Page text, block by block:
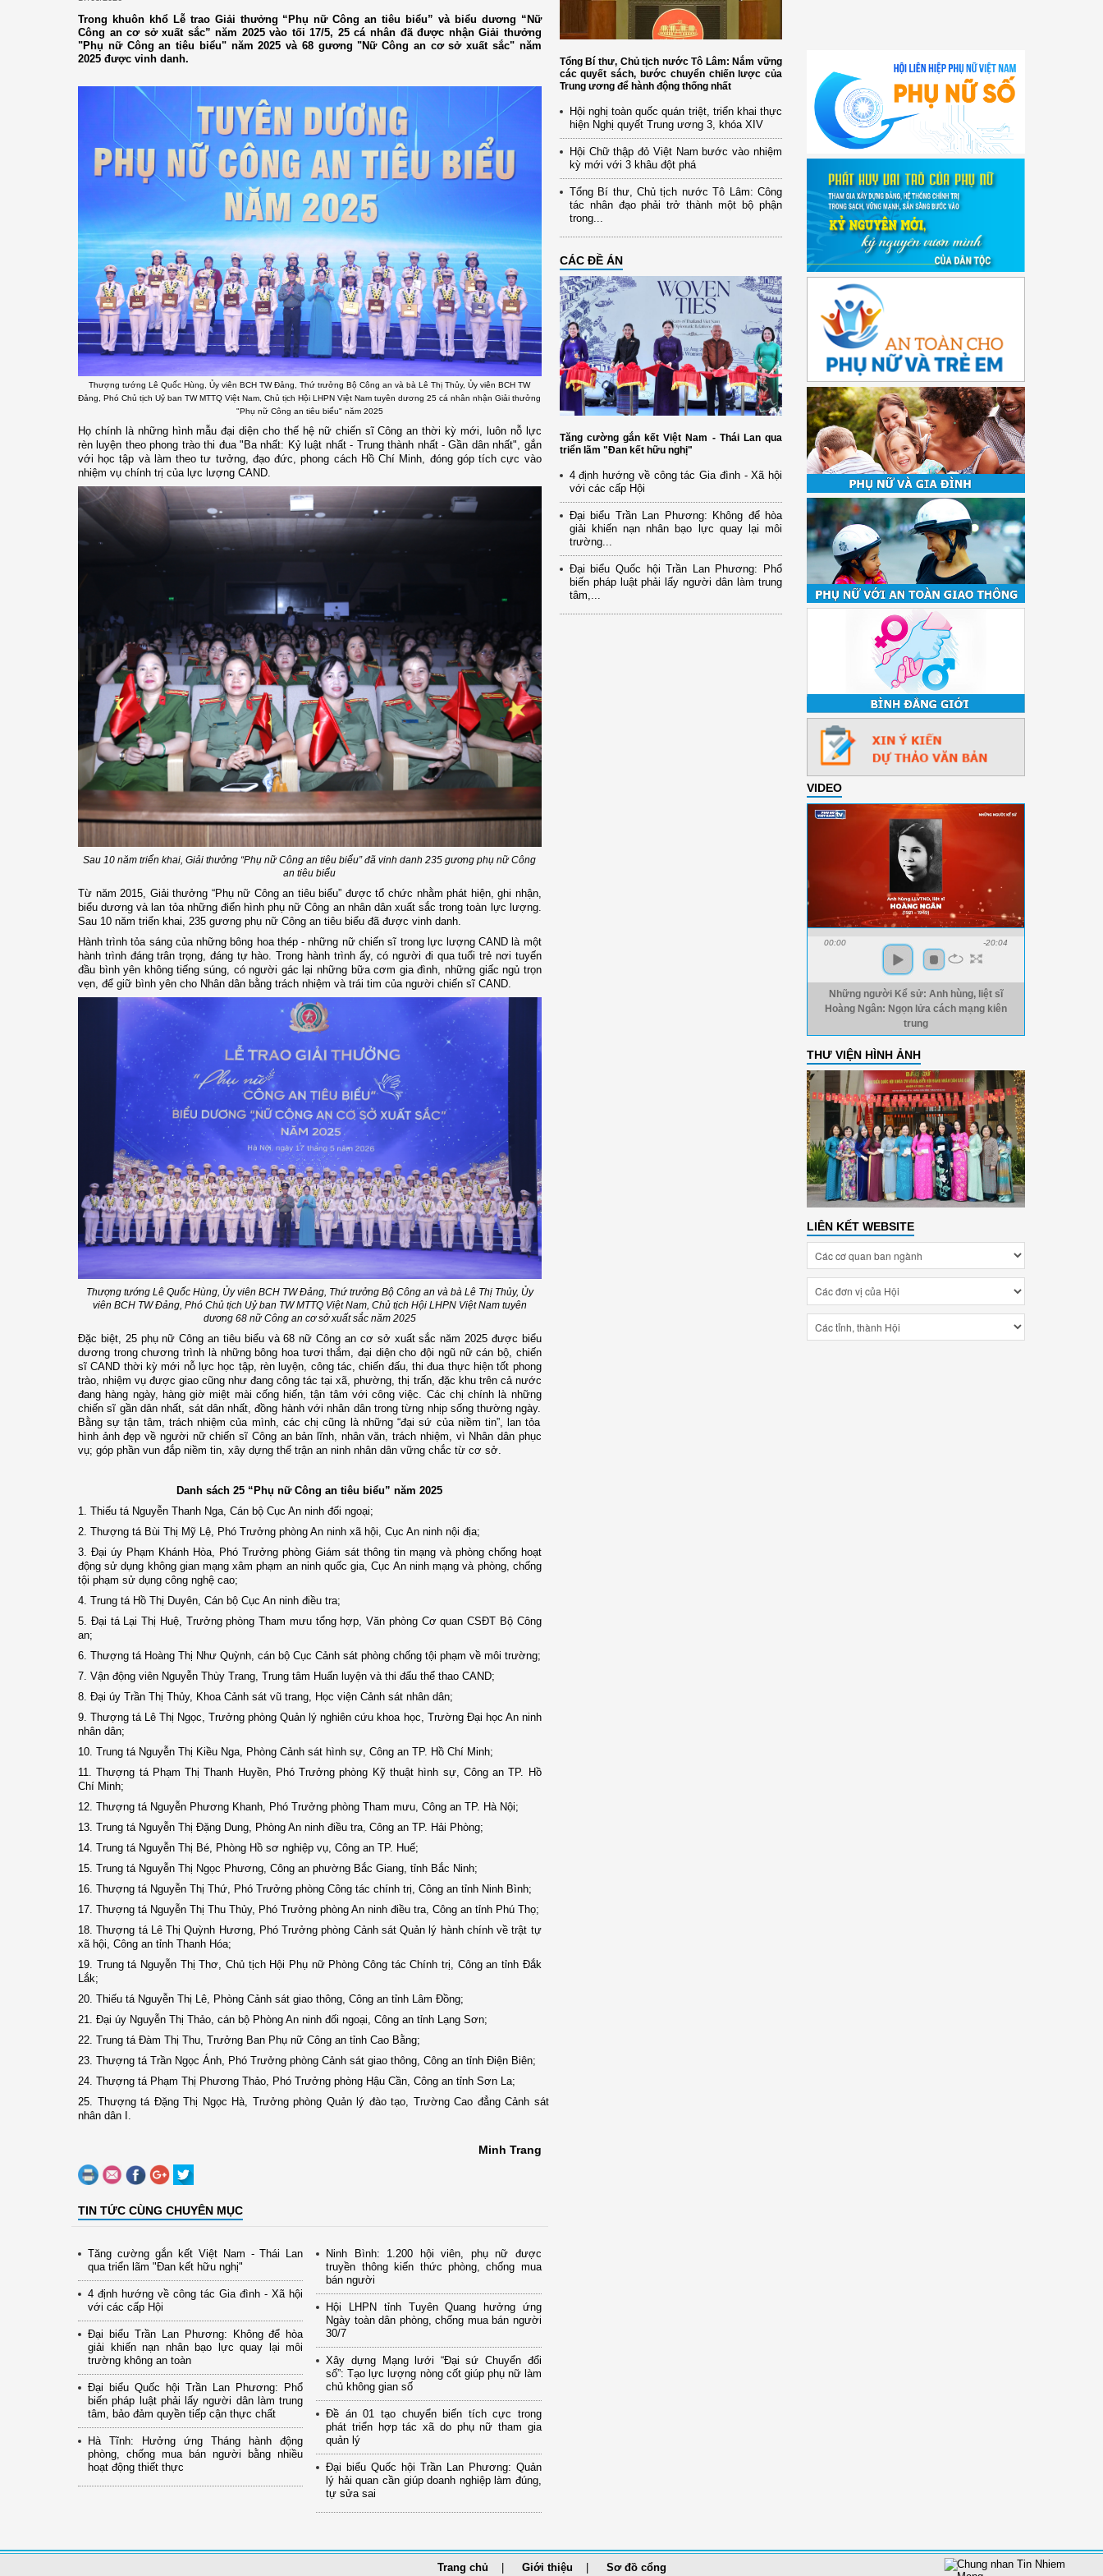
Trong khuôn khổ Lễ trao Giải thưởng “Phụ nữ Công an tiêu biểu” và biểu dương “Nữ
Công an cơ sở xuất sắc” năm 2025 vào tối 17/5, 25 cá nhân đã được nhận Giải thưởng
"Phụ nữ Công an tiêu biểu" năm 2025 và 68 gương "Nữ Công an cơ sở xuất sắc" năm
2025 được vinh danh.
Thượng tướng Lê Quốc Hùng, Ủy viên BCH TW Đảng, Thứ trưởng Bộ Công an và bà Lê Thị Thủy, Ủy viên BCH TW
Đảng, Phó Chủ tịch Uỷ ban TW MTTQ Việt Nam, Chủ tịch Hội LHPN Việt Nam tuyên dương 25 cá nhân nhận Giải thưởng
"Phụ nữ Công an tiêu biểu" năm 2025
Họ chính là những hình mẫu đại diện cho thế hệ nữ chiến sĩ Công an thời kỳ mới, luôn nỗ lực
rèn luyện theo phong trào thi đua "Ba nhất: Kỷ luật nhất - Trung thành nhất - Gần dân nhất", gắn
với học tập và làm theo tư tưởng, đạo đức, phong cách Hồ Chí Minh, đóng góp tích cực vào
nhiệm vụ chính trị của lực lượng CAND.
Sau 10 năm triển khai,Giải thưởng “Phụ nữ Công an tiêu biểu” đã vinh danh 235 gương phụ nữ Công
an tiêu biểu
Từ năm 2015, Giải thưởng “Phụ nữ Công an tiêu biểu” được tổ chức nhằm phát hiện, ghi nhận,
biểu dương và lan tỏa những điển hình phụ nữ Công an nhân dân xuất sắc trong toàn lực lượng.
Sau 10 năm triển khai, 235 gương phụ nữ Công an tiêu biểu đã được vinh danh.
Hành trình tỏa sáng của những bông hoa thép - những nữ chiến sĩ trong lực lượng CAND là một
hành trình đáng trân trọng, đáng tự hào. Trong hành trình ấy, có người đi qua tuổi trẻ nơi tuyến
đầu bình yên không tiếng súng, có người gác lại những bữa cơm gia đình, những giấc ngủ trọn
vẹn, để giữ bình yên cho Nhân dân bằng trách nhiệm và trái tim của người chiến sĩ CAND.
Thượng tướng Lê Quốc Hùng, Ủy viên BCH TW Đảng, Thứ trưởng Bộ Công an và bà Lê Thị Thủy, Ủy
viên BCH TW Đảng, Phó Chủ tịch Uỷ ban TW MTTQ Việt Nam, Chủ tịch Hội LHPN Việt Nam tuyên
dương 68 nữ Công an cơ sở xuất sắcnăm 2025
Đặc biệt, 25 phụ nữ Công an tiêu biểu và 68 nữ Công an cơ sở xuất sắc năm 2025 được biểu
dương trong chương trình là những bông hoa tươi thắm, đại diện cho đội ngũ nữ cán bộ, chiến
sĩ CAND thời kỳ mới nỗ lực học tập, rèn luyện, công tác, chiến đấu, thi đua thực hiện tốt phong
trào, nhiệm vụ được giao cũng như đang công tác tại xã, phường, thị trấn, đặc khu trên cả nước
đang hàng ngày, hàng giờ miệt mài cống hiến, tận tâm với công việc. Các chị chính là những
chiến sĩ gần dân nhất, sát dân nhất, đồng hành với nhân dân trong từng nhịp sống thường ngày.
Bằng sự tận tâm, trách nhiệm của mình, các chị cũng là những “đại sứ của niềm tin”, lan tỏa
hình ảnh đẹp về người nữ chiến sĩ Công an bản lĩnh, nhân văn, trách nhiệm, vì Nhân dân phục
vụ; góp phần vun đắp niềm tin, xây dựng thế trận an ninh nhân dân vững chắc từ cơ sở.
Danh sách 25 “ Phụ nữCông an tiêu biểu” năm 2025
1. Thiếu tá Nguyễn Thanh Nga, Cán bộ Cục An ninh đối ngoại;
2. Thượng tá Bùi Thị Mỹ Lệ, Phó Trưởng phòng An ninh xã hội, Cục An ninh nội địa;
3. Đại úy Phạm Khánh Hòa, Phó Trưởng phòng Giám sát thông tin mạng và phòng chống hoạt
động sử dụng không gian mạng xâm phạm an ninh quốc gia, Cục An ninh mạng và phòng, chống
tội phạm sử dụng công nghệ cao;
4. Trung tá Hồ Thị Duyên, Cán bộ Cục An ninh điều tra;
5. Đại tá Lại Thị Huệ, Trưởng phòng Tham mưu tổng hợp, Văn phòng Cơ quan CSĐT Bộ Công
an;
6. Thượng tá Hoàng Thị Như Quỳnh, cán bộ Cục Cảnh sát phòng chống tội phạm về môi trường;
7. Vận động viên Nguyễn Thùy Trang, Trung tâm Huấn luyện và thi đấu thể thao CAND;
8. Đại úy Trần Thị Thủy, Khoa Cảnh sát vũ trang, Học viện Cảnh sát nhân dân;
9. Thượng tá Lê Thị Ngọc, Trưởng phòng Quản lý nghiên cứu khoa học, Trường Đại học An ninh
nhân dân;
10. Trung tá Nguyễn Thị Kiều Nga, Phòng Cảnh sát hình sự, Công an TP. Hồ Chí Minh;
11. Thượng tá Phạm Thị Thanh Huyền, Phó Trưởng phòng Kỹ thuật hình sự, Công an TP. Hồ
Chí Minh;
12. Thượng tá Nguyễn Phương Khanh, Phó Trưởng phòng Tham mưu, Công an TP. Hà Nội;
13. Trung tá Nguyễn Thị Đặng Dung, Phòng An ninh điều tra, Công an TP. Hải Phòng;
14. Trung tá Nguyễn Thị Bé, Phòng Hồ sơ nghiệp vụ, Công an TP. Huế;
15. Trung tá Nguyễn Thị Ngọc Phương, Công an phường Bắc Giang, tỉnh Bắc Ninh;
16. Thượng tá Nguyễn Thị Thứ, Phó Trưởng phòng Công tác chính trị, Công an tỉnh Ninh Bình;
17. Thượng tá Nguyễn Thị Thu Thủy, Phó Trưởng phòng An ninh điều tra, Công an tỉnh Phú Thọ;
18. Thượng tá Lê Thị Quỳnh Hương, Phó Trưởng phòng Cảnh sát Quản lý hành chính về trật tự
xã hội, Công an tỉnh Thanh Hóa;
19. Trung tá Nguyễn Thị Thơ, Chủ tịch Hội Phụ nữ Phòng Công tác Chính trị, Công an tỉnh Đắk
Lắk;
20. Thiếu tá Nguyễn Thị Lê, Phòng Cảnh sát giao thông, Công an tỉnh Lâm Đồng;
21. Đại úy Nguyễn Thị Thảo, cán bộ Phòng An ninh đối ngoại, Công an tỉnh Lạng Sơn;
22. Trung tá Đàm Thị Thu, Trưởng Ban Phụ nữ Công an tỉnh Cao Bằng;
23. Thượng tá Trần Ngọc Ánh, Phó Trưởng phòng Cảnh sát giao thông, Công an tỉnh Điện Biên;
24. Thượng tá Phạm Thị Phương Thảo, Phó Trưởng phòng Hậu Cần, Công an tỉnh Sơn La;
25. Thượng tá Đặng Thị Ngọc Hà, Trưởng phòng Quản lý đào tạo, Trường Cao đẳng Cảnh sát
nhân dân I.
Minh Trang
TIN TỨC CÙNG CHUYÊN MỤC
Tăng cường gắn kết Việt Nam - Thái Lan
qua triển lãm "Đan kết hữu nghị"
4 định hướng về công tác Gia đình - Xã hội
với các cấp Hội
Đại biểu Trần Lan Phương: Không để hòa
giải khiến nạn nhân bạo lực quay lại môi
trường không an toàn
Đại biểu Quốc hội Trần Lan Phương: Phổ
biến pháp luật phải lấy người dân làm trung
tâm, bảo đảm quyền tiếp cận thực chất
Hà Tĩnh: Hưởng ứng Tháng hành động
phòng, chống mua bán người bằng nhiều
hoạt động thiết thực
Ninh Bình: 1.200 hội viên, phụ nữ được
truyền thông kiến thức phòng, chống mua
bán người
Hội LHPN tỉnh Tuyên Quang hưởng ứng
Ngày toàn dân phòng, chống mua bán người
30/7
Xây dựng Mạng lưới “Đại sứ Chuyển đổi
số”: Tạo lực lượng nòng cốt giúp phụ nữ làm
chủ không gian số
Đề án 01 tạo chuyển biến tích cực trong
phát triển hợp tác xã do phụ nữ tham gia
quản lý
Đại biểu Quốc hội Trần Lan Phương: Quản
lý hải quan cần giúp doanh nghiệp làm đúng,
tự sửa sai
Tổng Bí thư, Chủ tịch nước Tô Lâm: Nắm vững
các quyết sách, bước chuyển chiến lược của
Trung ương để hành động thống nhất
Hội nghị toàn quốc quán triệt, triển khai thực
hiện Nghị quyết Trung ương 3, khóa XIV
Hội Chữ thập đỏ Việt Nam bước vào nhiệm
kỳ mới với 3 khâu đột phá
Tổng Bí thư, Chủ tịch nước Tô Lâm: Công
tác nhân đạo phải trở thành một bộ phận
trong...
CÁC ĐỀ ÁN
Tăng cường gắn kết Việt Nam - Thái Lan qua
triển lãm "Đan kết hữu nghị"
4 định hướng về công tác Gia đình - Xã hội
với các cấp Hội
Đại biểu Trần Lan Phương: Không để hòa
giải khiến nạn nhân bạo lực quay lại môi
trường...
Đại biểu Quốc hội Trần Lan Phương: Phổ
biến pháp luật phải lấy người dân làm trung
tâm,...
VIDEO
00:00 -20:04
Những người Kể sử: Anh hùng, liệt sĩ
Hoàng Ngân: Ngọn lửa cách mạng kiên
trung
THƯ VIỆN HÌNH ẢNH
LIÊN KẾT WEBSITE
Trang chủ Giới thiệu Sơ đồ cổng